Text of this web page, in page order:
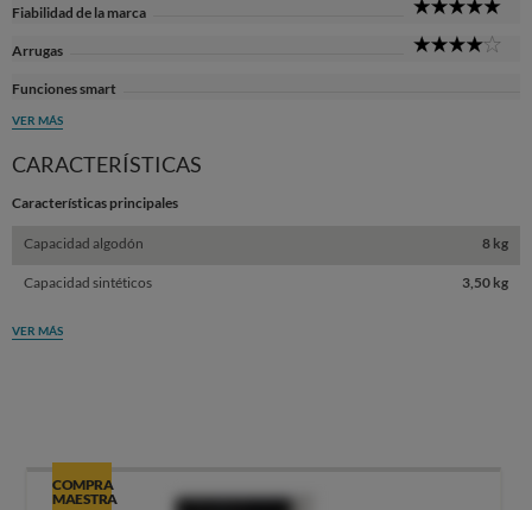
Fiabilidad de la marca
Arrugas
Funciones smart
VER MÁS
CARACTERÍSTICAS
Características principales
Capacidad algodón 8 kg
Capacidad sintéticos 3,50 kg
VER MÁS
COMPRA
MAESTRA